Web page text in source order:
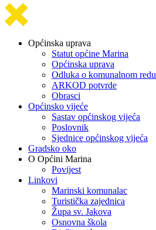
Općinska uprava
Statut općine Marina
Općinska uprava
Odluka o komunalnom redu
ARKOD potvrde
Obrasci
Općinsko vijeće
Sastav općinskog vijeća
Poslovnik
Sjednice općinskog vijeća
Gradsko oko
O Općini Marina
Povijest
Linkovi
Marinski komunalac
Turistička zajednica
Župa sv. Jakova
Osnovna škola